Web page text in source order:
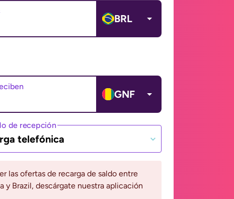
BRL
GNF
de recepción
telefónica
las ofertas de recarga de saldo entre
y Brazil, descárgate nuestra aplicación